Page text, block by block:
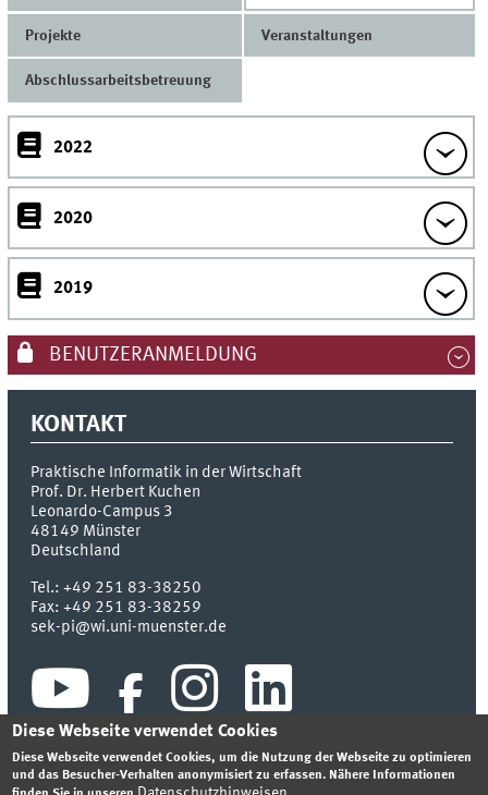
Projekte Veranstaltungen
Abschlussarbeitsbetreuung
2022
2020
2019
BENUTZERANMELDUNG
KONTAKT
Praktische Informatik in der Wirtschaft
Prof. Dr. Herbert Kuchen
Leonardo-Campus 3
48149 Münster
Deutschland
Tel.:+49 251 83-38250
Fax:+49 251 83-38259
sek-pi@wi.uni-muenster.de
Diese Webseite verwendet Cookies
Diese Webseite verwendet Cookies, um die Nutzung der Webseite zu optimieren
und das Besucher-Verhalten anonymisiert zu erfassen. Nähere Informationen